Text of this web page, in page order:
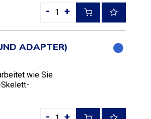
- +
ADAPTER)
wie Sie